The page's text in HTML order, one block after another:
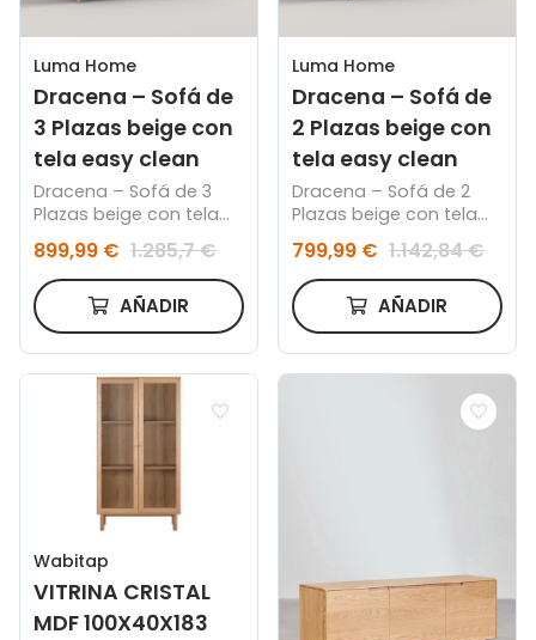
Luma Home
Dracena – Sofá de
3 Plazas beige con
tela easy clean
Dracena – Sofá de 3
Plazas beige con tela
"easy clean"
899,99 € 1.285,7 €
AÑADIR
Luma Home
Dracena – Sofá de
2 Plazas beige con
tela easy clean
Dracena – Sofá de 2
Plazas beige con tela
"easy clean"
799,99 € 1.142,84 €
AÑADIR
Wabitap
VITRINA CRISTAL
MDF 100X40X183